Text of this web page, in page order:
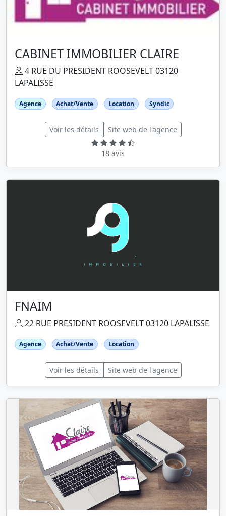
CABINET IMMOBILIER CLAIRE
4 RUE DU PRESIDENT ROOSEVELT 03120
LAPALISSE
Agence Achat/Vente Location Syndic
Voir les détails Site web de l'agence
18 avis
FNAIM
22 RUE PRESIDENT ROOSEVELT 03120 LAPALISSE
Agence Achat/Vente Location
Voir les détails Site web de l'agence